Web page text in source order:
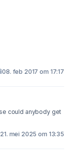
08. feb 2017 om 17:17
21. mei 2025 om 13:35